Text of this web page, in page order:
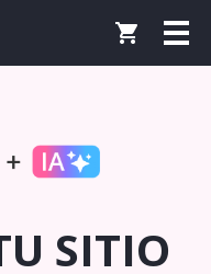
SITIO